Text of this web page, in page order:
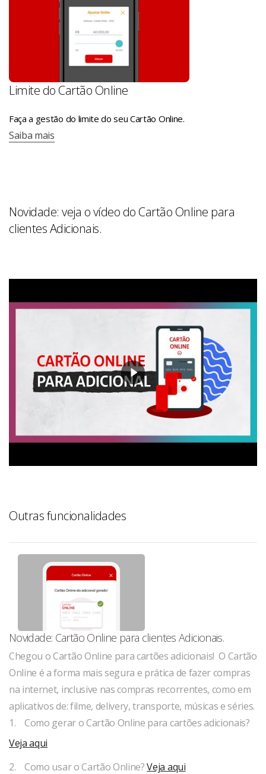
Limite do Cartão Online
Faça a gestão do limite do seu Cartão Online.
Saiba mais
Novidade: veja o vídeo do Cartão Online para
clientes Adicionais.
Outras funcionalidades
Novidade: Cartão Online para clientes Adicionais.
Chegou o Cartão Online para cartões adicionais! O Cartão
Online é a forma mais segura e prática de fazer compras
na internet, inclusive nas compras recorrentes, como em
aplicativos de: filme, delivery, transporte, músicas e séries.
1. Como gerar o Cartão Online para cartões adicionais?
Veja aqui
2. Como usar o Cartão Online?Veja aqui